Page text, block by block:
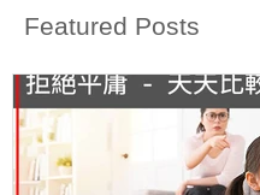
Featured Posts